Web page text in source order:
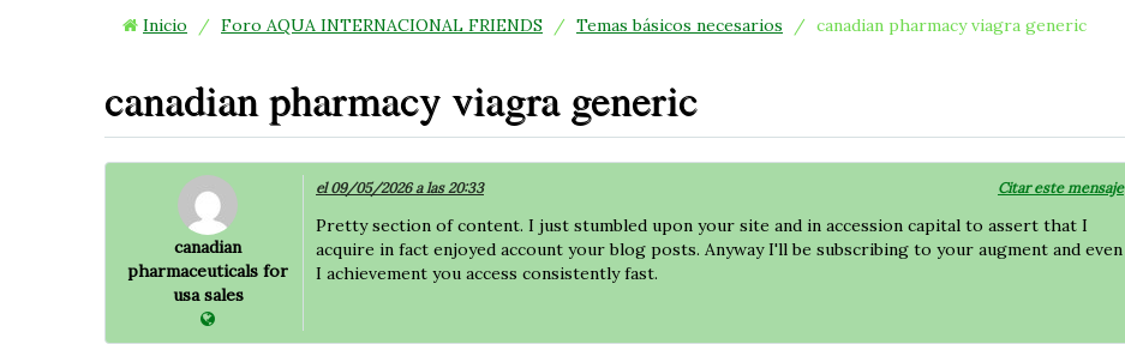
Inicio / Foro AQUA INTERNACIONAL FRIENDS / Temas básicos necesarios / canadian pharmacy viagra generic
canadian pharmacy viagra generic
canadian
pharmaceuticals for
usa sales
el 09/05/2026 a las 20:33 Citar este mensaje
Pretty section of content. I just stumbled upon your site and in accession capital to assert that I
acquire in fact enjoyed account your blog posts. Anyway I'll be subscribing to your augment and even
I achievement you access consistently fast.